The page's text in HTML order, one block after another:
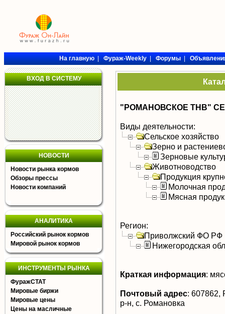
На главную|Фураж-Weekly|Форумы|
ВХОД В СИСТЕМУ
НОВОСТИ
Новости рынка кормов
Обзоры прессы
Новости компаний
АНАЛИТИКА
Российский рынок кормов
Мировой рынок кормов
ИНСТРУМЕНТЫ РЫНКА
ФуражСТАТ
Мировые биржи
Мировые цены
Цены на масличные
"РОМАНОВСКОЕ ТНВ"
Виды деятельности:
Сельское хозяйство
Зерно и
Зерновые
Животноводство
Продукция
Молочная
Мясная
Регион:
Приволжский ФО РФ
Нижегородская
Краткая информация:
Почтовый адрес: 607862,
р-н, с. Романовка